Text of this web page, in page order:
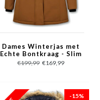
Dames Winterjas met
Echte Bontkraag - Slim
Fit - Bruin
€199,99 €169,99
-15%